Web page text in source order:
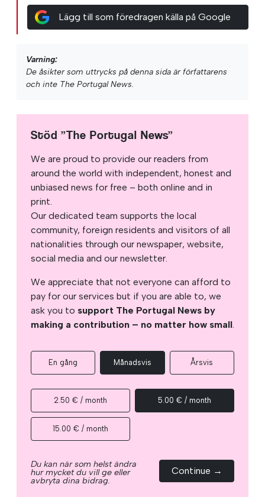
Lägg till som föredragen källa på Google
Varning:
De åsikter som uttrycks på denna sida är författarens
och inte The Portugal News.
Stöd ”The Portugal News”
We are proud to provide our readers from
around the world with independent, honest and
unbiased news for free – both online and in
print.
Our dedicated team supports the local
community, foreign residents and visitors of all
nationalities through our newspaper, website,
social media and our newsletter.
We appreciate that not everyone can afford to
pay for our services but if you are able to, we
ask you to support The Portugal News by
making a contribution – no matter how small.
En gång Månadsvis Årsvis
2.50 € / month 5.00 € / month
15.00 € / month
Du kan när som helst ändra
hur mycket du vill ge eller
avbryta dina bidrag.
Continue →